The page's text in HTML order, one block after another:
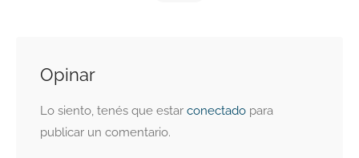
Opinar
Lo siento, tenés que estar conectado para
publicar un comentario.